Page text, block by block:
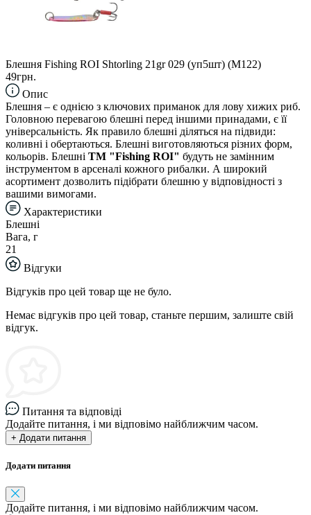
Блешня Fishing ROI Shtorling 21gr 029 (уп5шт) (M122)
49грн.
Опис
Блешня – є однією з ключових приманок для лову хижих риб.
Головною перевагою блешні перед іншими принадами, є її
універсальність. Як правило блешні діляться на підвиди:
коливні і обертаються. Блешні виготовляються різних форм,
кольорів. Блешні TM "Fishing ROI" будуть не замінним
інструментом в арсеналі кожного рибалки. А широкий
асортимент дозволить підібрати блешню у відповідності з
вашими вимогами.
Характеристики
Блешні
Вага, г
21
Відгуки
Відгуків про цей товар ще не було.
Немає відгуків про цей товар, станьте першим, залиште свій
відгук.
Питання та відповіді
Додайте питання, і ми відповімо найближчим часом.
+ Додати питання
Додати питання
Додайте питання, і ми відповімо найближчим часом.